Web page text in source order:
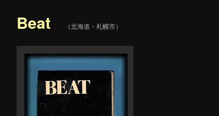
Beat （北海道・札幌市）